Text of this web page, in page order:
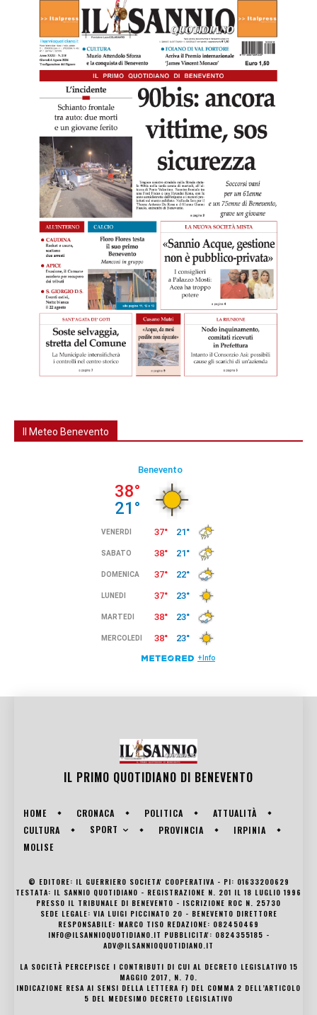
Il Meteo Benevento
IL PRIMO QUOTIDIANO DI BENEVENTO
HOME CRONACA POLITICA
ATTUALITÀ
CULTURA
SPORT PROVINCIA
IRPINIA
MOLISE
© EDITORE: IL GUERRIERO SOCIETA' COOPERATIVA - PI: 01633200629
TESTATA: IL SANNIO QUOTIDIANO - REGISTRAZIONE N. 201 IL 18 LUGLIO 1996
PRESSO IL TRIBUNALE DI BENEVENTO - ISCRIZIONE ROC N. 25730
SEDE LEGALE: VIA LUIGI PICCINATO 20 - BENEVENTO DIRETTORE
RESPONSABILE: MARCO TISO REDAZIONE: 082450469
INFO@ILSANNIOQUOTIDIANO.IT PUBBLICITA': 0824355185 -
ADV@ILSANNIOQUOTIDIANO.IT
LA SOCIETÀ PERCEPISCE I CONTRIBUTI DI CUI AL DECRETO LEGISLATIVO 15
MAGGIO 2017, N. 70.
INDICAZIONE RESA AI SENSI DELLA LETTERA F) DEL COMMA 2 DELL’ARTICOLO
5 DEL MEDESIMO DECRETO LEGISLATIVO